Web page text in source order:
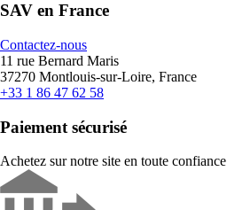
SAV en France
Contactez-nous
11 rue Bernard Maris
37270 Montlouis-sur-Loire, France
+33 1 86 47 62 58
Paiement sécurisé
Achetez sur notre site en toute confiance